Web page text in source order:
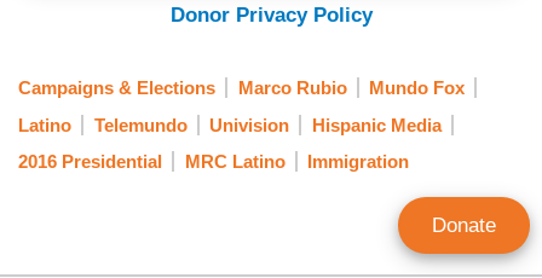
Donor Privacy Policy
Campaigns & Elections Marco Rubio
Mundo Fox
Latino
Telemundo Univision
Hispanic Media
2016 Presidential
MRC Latino Immigration
Donate